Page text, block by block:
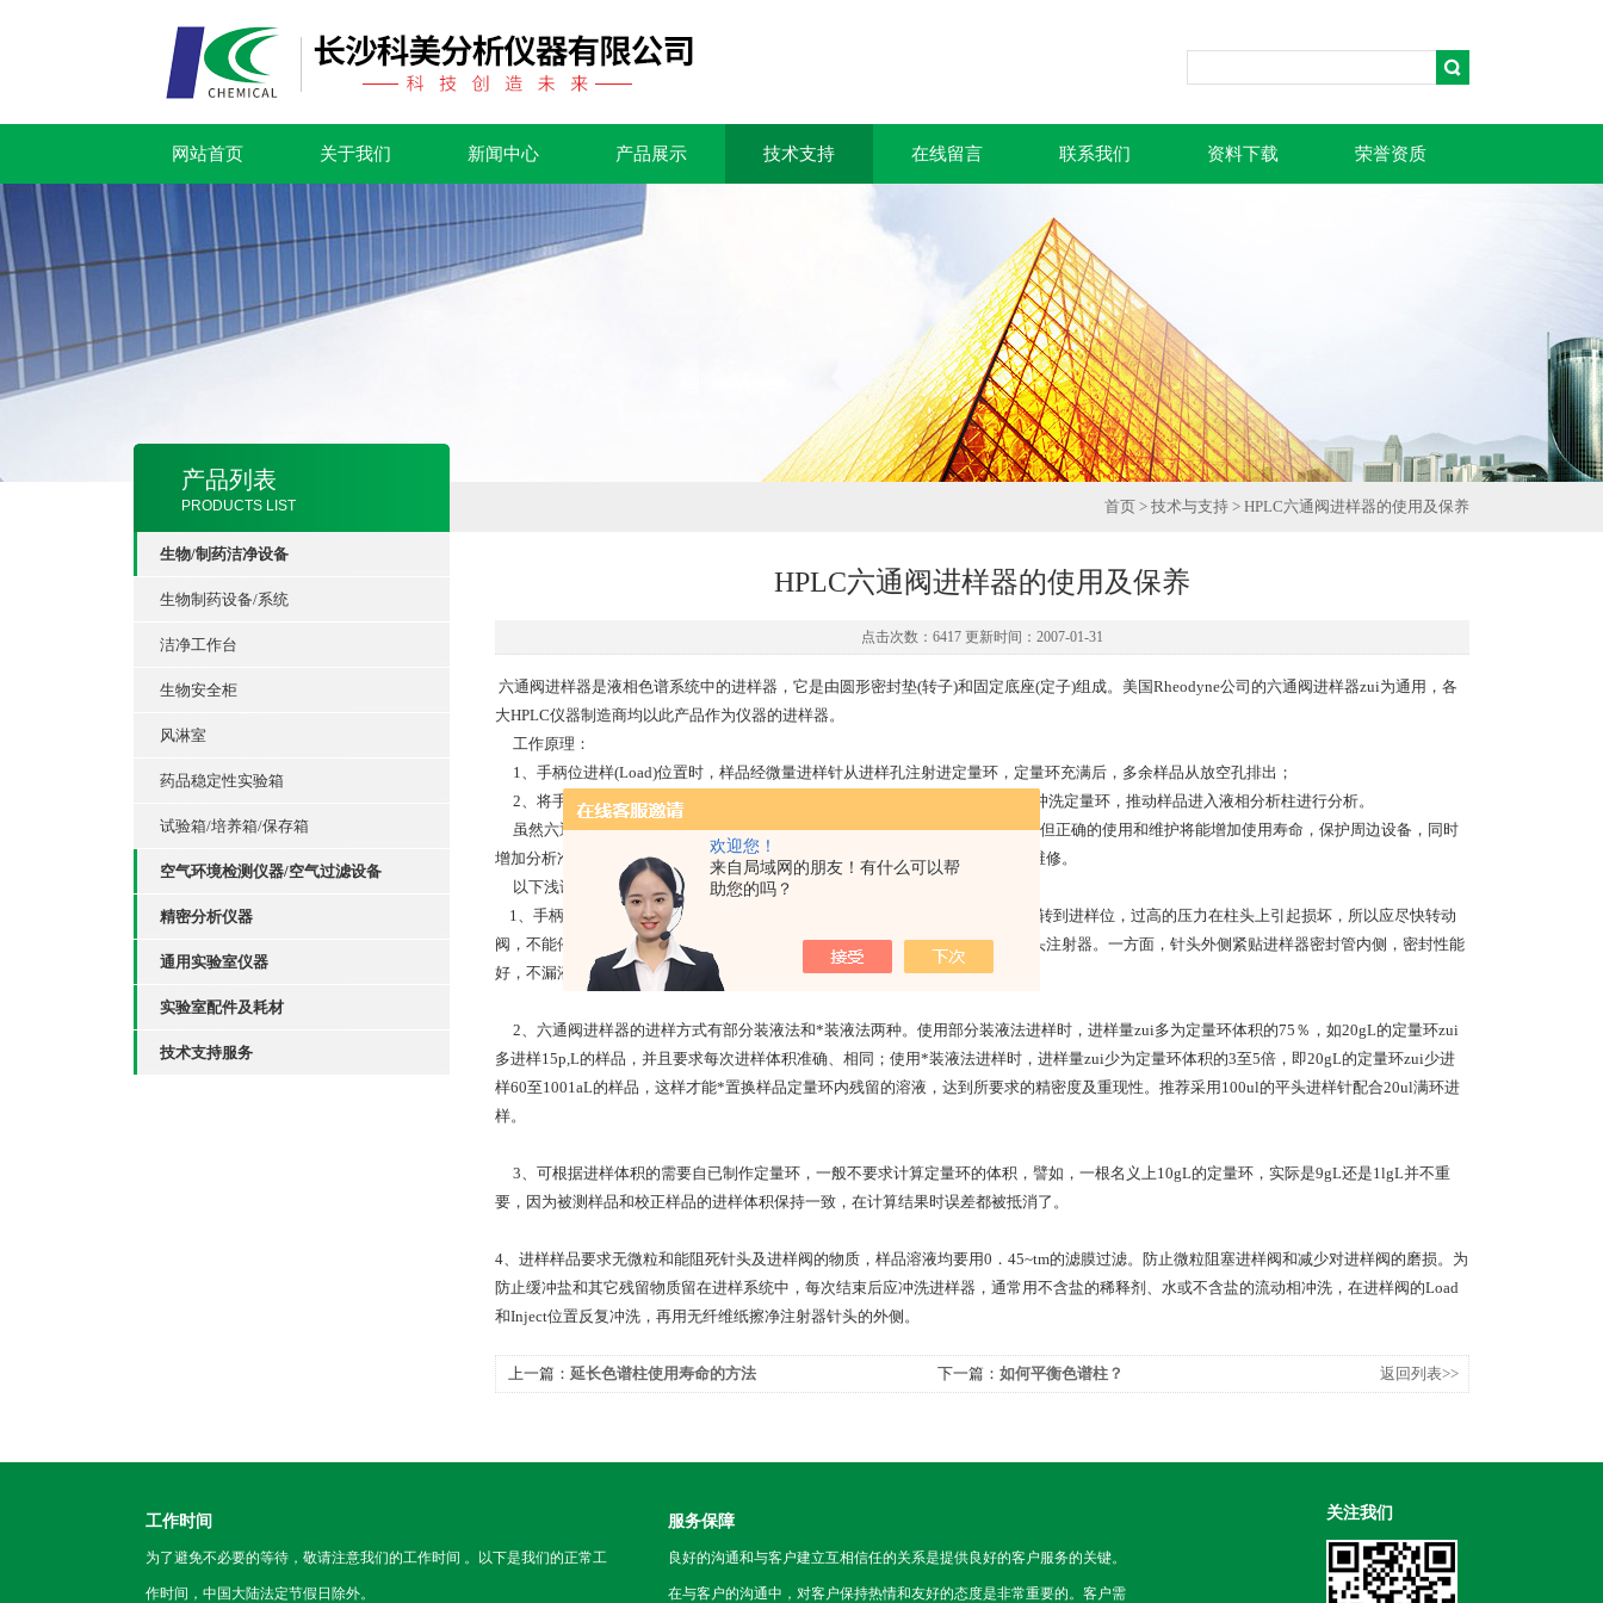
欢迎您！
来自局域网的朋友！有什么可以帮
助您的吗？
网站首页 关于我们 新闻中心 产品展示 技术支持 在线留言 联系我们 资料下载 荣誉资质
产品列表
PRODUCTS LIST
生物/制药洁净设备
生物制药设备/系统
洁净工作台
生物安全柜
风淋室
药品稳定性实验箱
试验箱/培养箱/保存箱
空气环境检测仪器/空气过滤设备
精密分析仪器
通用实验室仪器
实验室配件及耗材
技术支持服务
首页 > 技术与支持 > HPLC六通阀进样器的使用及保养
HPLC六通阀进样器的使用及保养
点击次数：6417 更新时间：2007-01-31
六通阀进样器是液相色谱系统中的进样器，它是由圆形密封垫(转子)和固定底座(定子)组成。美国Rheodyne公司的六通阀进样器zui为通用，各
大HPLC仪器制造商均以此产品作为仪器的进样器。
工作原理：
1、手柄位进样(Load)位置时，样品经微量进样针从进样孔注射进定量环，定量环充满后，多余样品从放空孔排出；
2、将手柄转动至进样(Inject)位置时，阀与液相流路接通，由泵输送的流动相冲洗定量环，推动样品进入液相分析柱进行分析。
虽然六通阀进样器具有结构简单、使用方便、寿命长、日常无需维修等特点，但正确的使用和维护将能增加使用寿命，保护周边设备，同时
增加分析准确度。如使用得当的话，六通阀进样器一般可连续进样3万次而无需维修。
以下浅谈有关六通阀进样器的使用及保养事宜(仅供参考)：
1、手柄处于Load和Inject之间时，由于暂时堵住了流路，流路中压力骤增，再转到进样位，过高的压力在柱头上引起损坏，所以应尽快转动
阀，不能停留在中途。在HPLC系统中使用的注射器针头有别于气相色谱，是平头注射器。一方面，针头外侧紧贴进样器密封管内侧，密封性能
好，不漏液，不引入空气；另一方面，也防止了针头刺坏密封组件及定子。
2、六通阀进样器的进样方式有部分装液法和*装液法两种。使用部分装液法进样时，进样量zui多为定量环体积的75％，如20gL的定量环zui
多进样15p,L的样品，并且要求每次进样体积准确、相同；使用*装液法进样时，进样量zui少为定量环体积的3至5倍，即20gL的定量环zui少进
样60至1001aL的样品，这样才能*置换样品定量环内残留的溶液，达到所要求的精密度及重现性。推荐采用100ul的平头进样针配合20ul满环进
样。
3、可根据进样体积的需要自已制作定量环，一般不要求计算定量环的体积，譬如，一根名义上10gL的定量环，实际是9gL还是1lgL并不重
要，因为被测样品和校正样品的进样体积保持一致，在计算结果时误差都被抵消了。
4、进样样品要求无微粒和能阻死针头及进样阀的物质，样品溶液均要用0．45~tm的滤膜过滤。防止微粒阻塞进样阀和减少对进样阀的磨损。为
防止缓冲盐和其它残留物质留在进样系统中，每次结束后应冲洗进样器，通常用不含盐的稀释剂、水或不含盐的流动相冲洗，在进样阀的Load
和Inject位置反复冲洗，再用无纤维纸擦净注射器针头的外侧。
上一篇： 延长色谱柱使用寿命的方法 下一篇： 如何平衡色谱柱？ 返回列表>>
工作时间
为了避免不必要的等待，敬请注意我们的工作时间 。以下是我们的正常工
作时间，中国大陆法定节假日除外。
服务保障
良好的沟通和与客户建立互相信任的关系是提供良好的客户服务的关键。
在与客户的沟通中，对客户保持热情和友好的态度是非常重要的。客户需
关注我们